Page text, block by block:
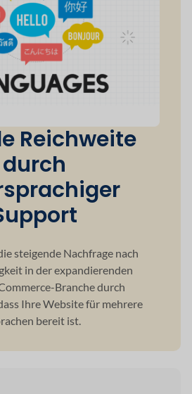
bereit ist.
Integration